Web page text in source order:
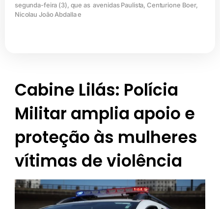
segunda-feira (3), que as avenidas Paulista, Centurione Boer,
Nicolau João Abdalla e
Cabine Lilás: Polícia
Militar amplia apoio e
proteção às mulheres
vítimas de violência